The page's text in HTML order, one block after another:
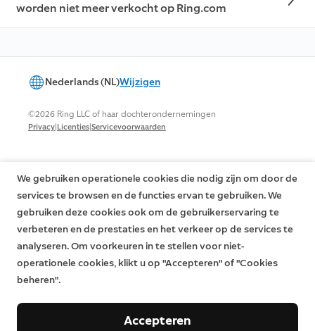
worden niet meer verkocht op Ring.com
Nederlands (NL)Wijzigen
©2026 Ring LLC of haar dochterondernemingen
Privacy|Licenties|Servicevoorwaarden
We gebruiken operationele cookies die nodig zijn om door de
services te browsen en de functies ervan te gebruiken. We
gebruiken deze cookies ook om de gebruikerservaring te
verbeteren en de prestaties en het verkeer op de services te
analyseren. Om voorkeuren in te stellen voor niet-
operationele cookies, klikt u op "Accepteren" of "Cookies
beheren".
Accepteren